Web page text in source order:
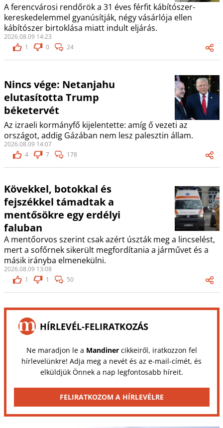
A ferencvárosi rendőrök a 31 éves férfit kábítószer-
kereskedelemmel gyanúsítják, négy vásárlója ellen
kábítószer birtoklása miatt indult eljárás.
2026.08.09 14:23
1
0 24
Nincs vége: Netanjahu
elutasította Trump
béketervét
Az izraeli kormányfő kijelentette: amíg ő vezeti az
országot, addig Gázában nem lesz palesztin állam.
2026.08.09 14:07
4
7 178
Kövekkel, botokkal és
fejszékkel támadtak a
mentősökre egy erdélyi
faluban
A mentőorvos szerint csak azért úszták meg a lincselést,
mert a sofőrnek sikerült megfordítania a járművet és a
másik irányba elmenekülni.
2026.08.09 13:08
1
1 50
HÍRLEVÉL-FELIRATKOZÁS
Ne maradjon le a Mandinercikkeiről, iratkozzon fel
hírlevelünkre! Adja meg a nevét és az e-mail-címét, és
elküldjük Önnek a nap legfontosabb híreit.
FELIRATKOZOM A HÍRLEVÉLRE